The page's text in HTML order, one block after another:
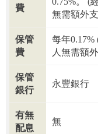
費
無需額外
保管
費
每年
人無需額
保管
銀行
永豐銀行
有無
配息
無